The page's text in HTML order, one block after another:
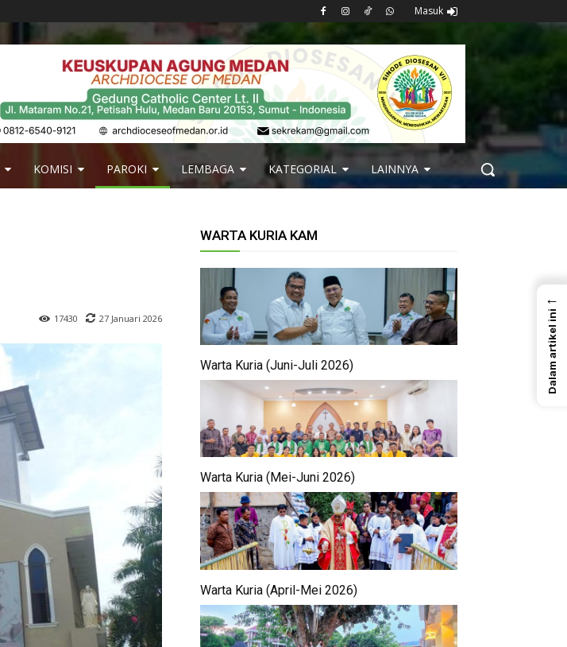
Masuk
KOMISI PAROKI LEMBAGA KATEGORIAL LAINNYA
27 Januari 2026
17430
WARTA KURIA KAM
Warta Kuria (Juni-Juli 2026)
Warta Kuria (Mei-Juni 2026)
Warta Kuria (April-Mei 2026)
←
Dalam artikel ini